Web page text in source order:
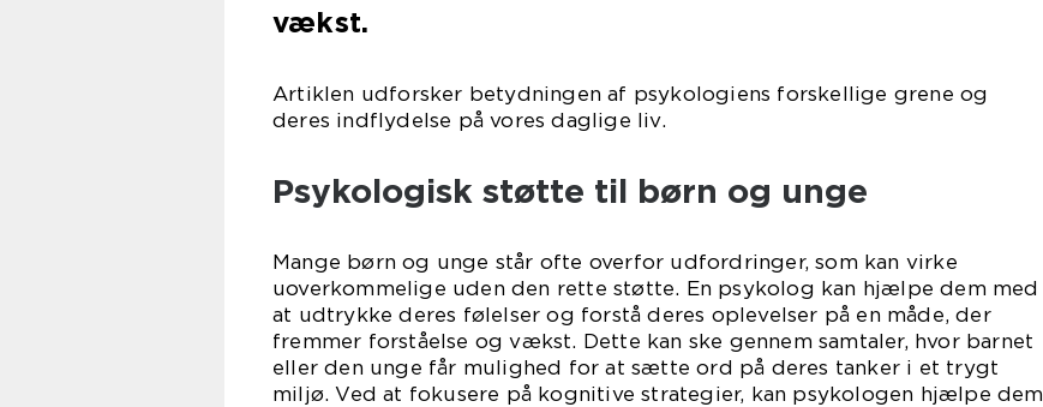
vækst.
Artiklen udforsker betydningen af psykologiens forskellige grene og
deres indflydelse på vores daglige liv.
Psykologisk støtte til børn og unge
Mange børn og unge står ofte overfor udfordringer, som kan virke
uoverkommelige uden den rette støtte. En psykolog kan hjælpe dem med
at udtrykke deres følelser og forstå deres oplevelser på en måde, der
fremmer forståelse og vækst. Dette kan ske gennem samtaler, hvor barnet
eller den unge får mulighed for at sætte ord på deres tanker i et trygt
miljø. Ved at fokusere på kognitive strategier, kan psykologen hjælpe dem